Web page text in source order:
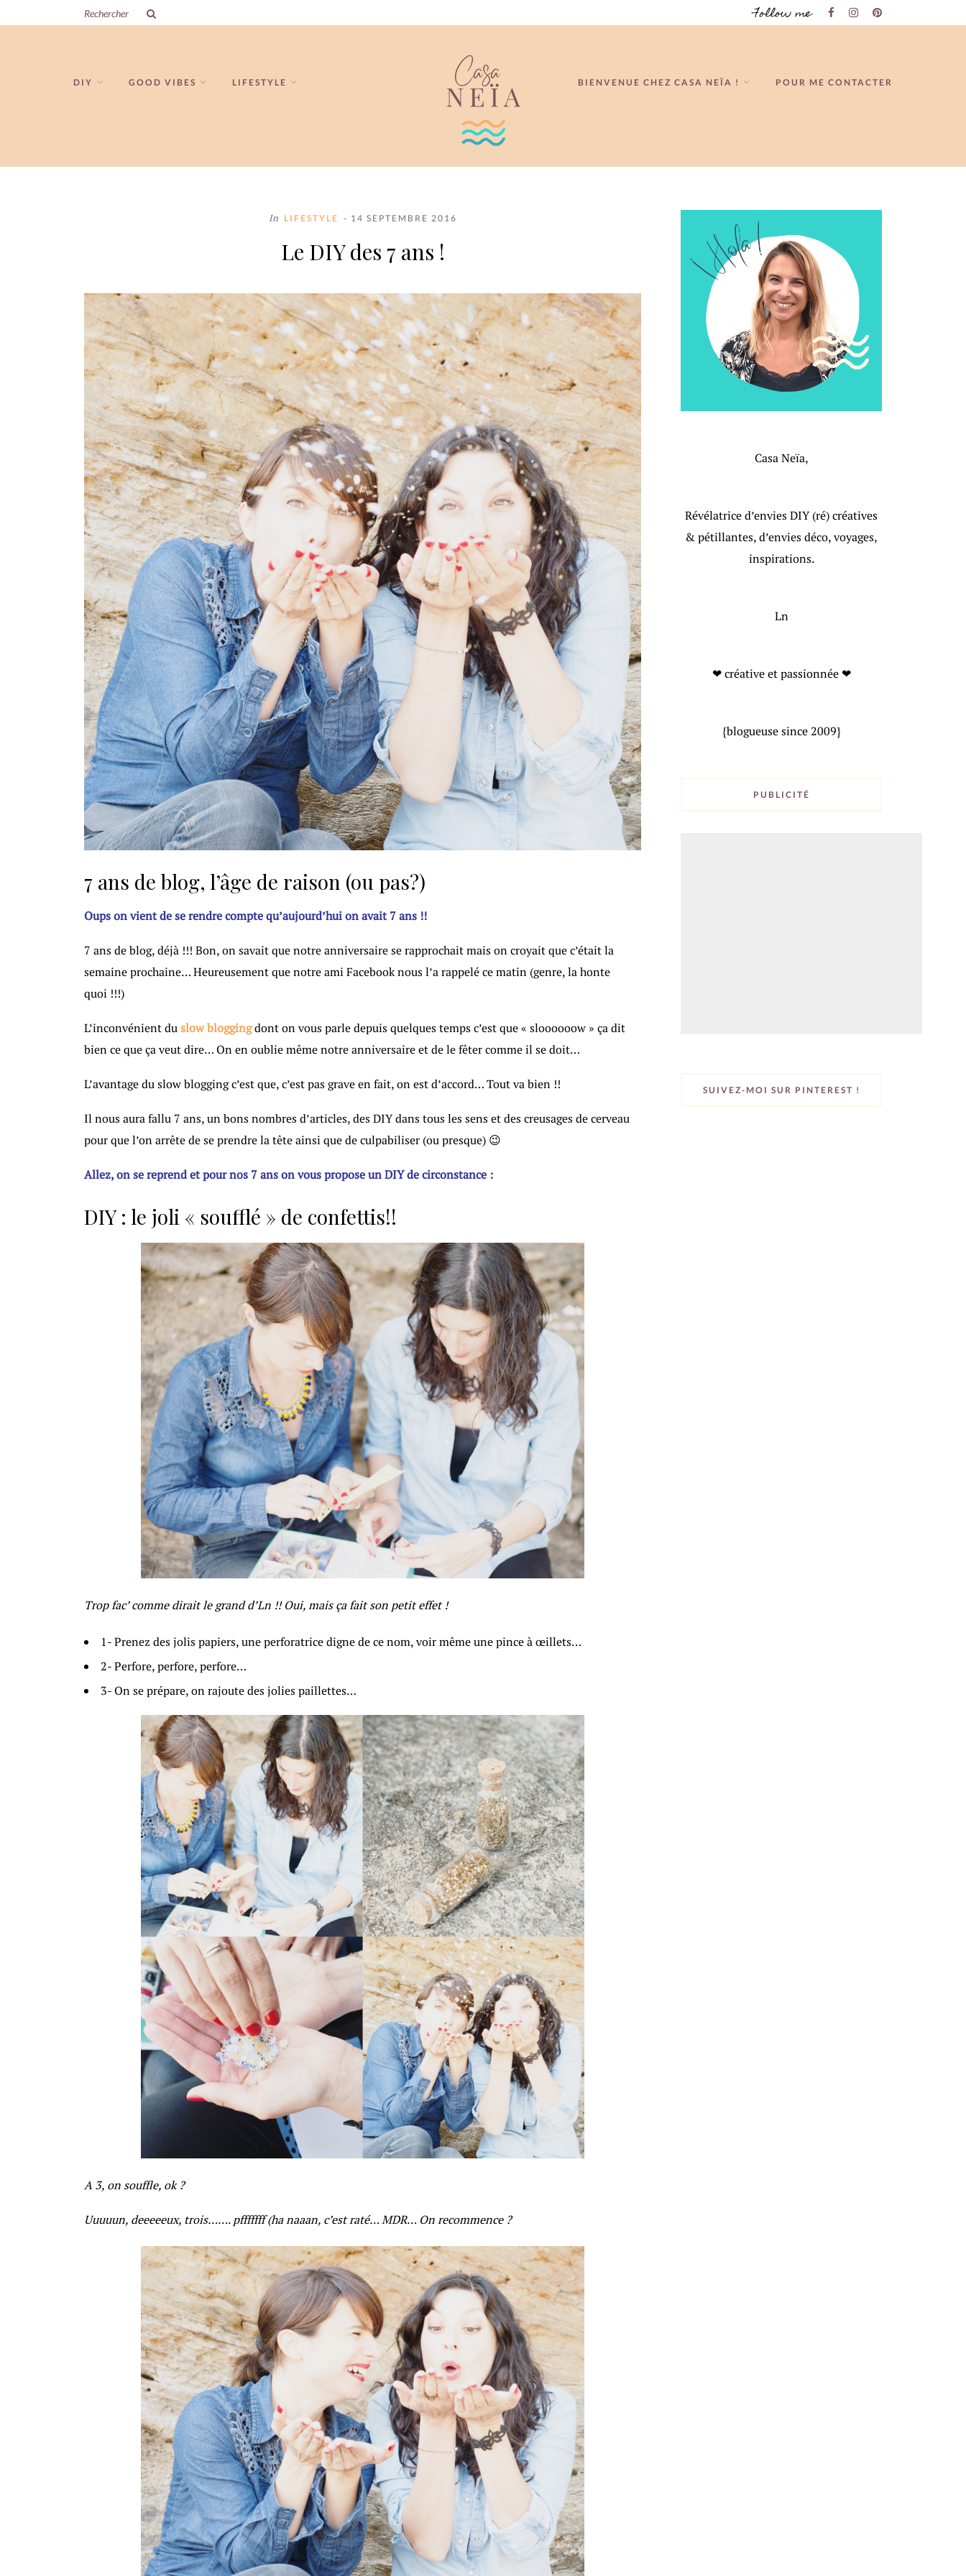
Follow me
DIY GOOD VIBES LIFESTYLE BIENVENUE CHEZ CASA NEÏA ! POUR ME CONTACTER
In LIFESTYLE - 14 SEPTEMBRE 2016
Le DIY des 7 ans !
7 ans de blog, l’âge de raison (ou pas?)
Oups on vient de se rendre compte qu’aujourd’hui on avait 7 ans !!
7 ans de blog, déjà !!! Bon, on savait que notre anniversaire se rapprochait mais on croyait que c’était la
semaine prochaine… Heureusement que notre ami Facebook nous l’a rappelé ce matin (genre, la honte
quoi !!!)
L’inconvénient duslow bloggingdont on vous parle depuis quelques temps c’est que « sloooooow » ça dit
bien ce que ça veut dire… On en oublie même notre anniversaire et de le fêter comme il se doit…
L’avantage du slow blogging c’est que, c’est pas grave en fait, on est d’accord… Tout va bien !!
Il nous aura fallu 7 ans, un bons nombres d’articles, des DIY dans tous les sens et des creusages de cerveau
pour que l’on arrête de se prendre la tête ainsi que de culpabiliser (ou presque) 😉
Allez, on se reprend et pour nos 7 ans on vous propose un DIY de circonstance :
DIY : le joli « soufflé » de confettis!!
Trop fac’ comme dirait le grand d’Ln !! Oui, mais ça fait son petit effet !
1- Prenez des jolis papiers, une perforatrice digne de ce nom, voir même une pince à œillets…
2- Perfore, perfore, perfore…
3- On se prépare, on rajoute des jolies paillettes…
A 3, on souffle, ok ?
Uuuuun, deeeeeux, trois……. pfffffff (ha naaan, c’est raté… MDR… On recommence ?
Casa Neïa,
Révélatrice d’envies DIY (ré) créatives
& pétillantes, d’envies déco, voyages,
inspirations.
Ln
❤ créative et passionnée ❤
{blogueuse since 2009}
PUBLICITÉ
SUIVEZ-MOI SUR PINTEREST !